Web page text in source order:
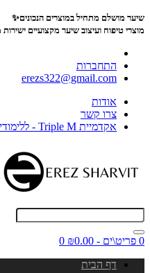
שיער מושלם מתחיל במוצרים הנכונים✨
מוצרי טיפוח ועיצוב שיער מקצועיים ישירות
התחברות
erezs322@gmail.com
אודות
צרו קשר
אקדמיית Triple M - ללימודי עיצוב שיער
0 פריט\ים - ₪0.00
0
דף הבית